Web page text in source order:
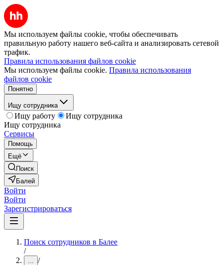
Мы используем файлы cookie, чтобы обеспечивать
правильную работу нашего веб-сайта и анализировать сетевой
трафик.
Правила использования файлов cookie
Мы используем файлы cookie. Правила использования
файлов cookie
Понятно
Ищу сотрудника
Ищу работу
Ищу сотрудника
Ищу сотрудника
Сервисы
Помощь
Ещё
Поиск
Балей
Войти
Войти
Зарегистрироваться
Поиск сотрудников в Балее
/
... /